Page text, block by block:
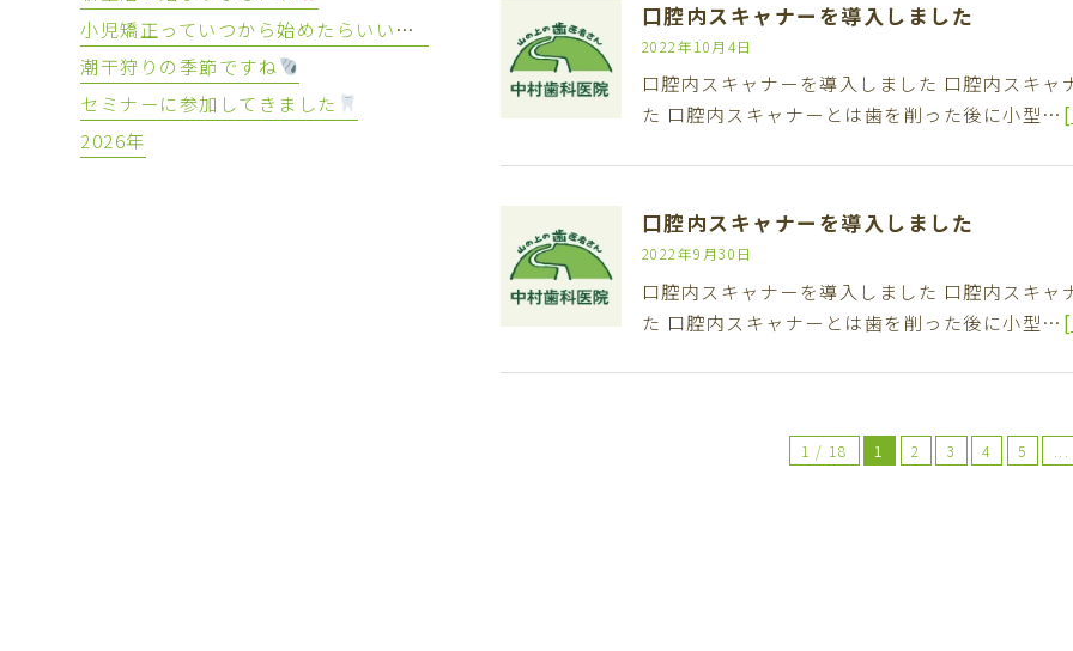
口腔内スキャナーを導入しました
2022年10月4日
口腔内スキャナーを導入しました 口腔内スキ
た 口腔内スキャナーとは歯を削った後に小型…
口腔内スキャナーを導入しました
2022年9月30日
口腔内スキャナーを導入しました 口腔内スキ
た 口腔内スキャナーとは歯を削った後に小型…
1 / 18 1 2 3 4 5 ...
小児矯正っていつから始めたらいいの？
潮干狩りの季節ですね
セミナーに参加してきました
2026年